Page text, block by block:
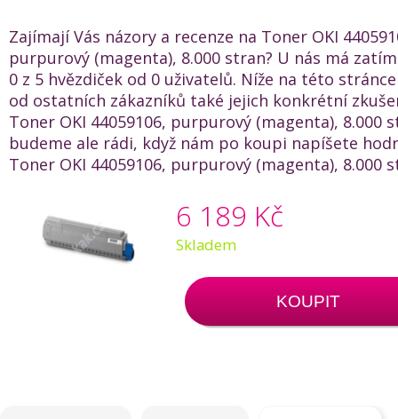
Zajímají Vás názory a recenze na Toner OKI
purpurový (magenta), 8.000 stran? U nás má
0 z 5 hvězdiček od 0 uživatelů. Níže na této
od ostatních zákazníků také jejich konkrétní
Toner OKI 44059106, purpurový (magenta), 8.000
budeme ale rádi, když nám po koupi napíšete
Toner OKI 44059106, purpurový (magenta), 8.000
6 189 Kč
Skladem
KOUPIT